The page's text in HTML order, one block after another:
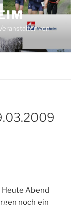
von
Abend
noch ein